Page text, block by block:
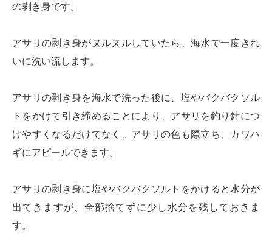
の剥き身です。
アサリの剥き身がヌルヌルしていたら、海水で一度きれ
いに洗い流します。
アサリの剥き身を海水で洗った後に、塩やバクバクソル
トをかけて引き締めることにより、アサリを釣り針につ
けやすくなるだけでなく、アサリの色も際立ち、カワハ
ギにアピールできます。
アサリの剥き身に塩やバクバクソルトをかけると水分が
出てきますが、全部捨てずに少し水分を残しておきま
す。